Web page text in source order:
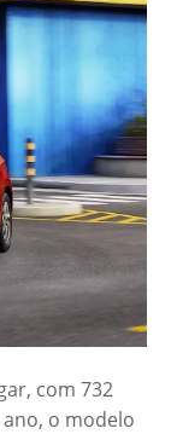
com 732
o modelo